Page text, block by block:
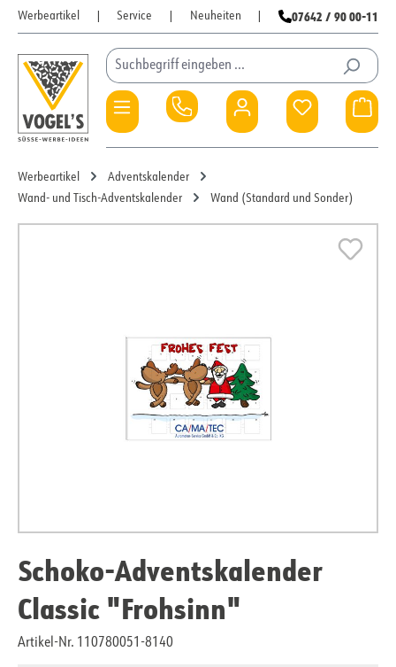
Zum Hauptinhalt springen
Werbeartikel Service Neuheiten 07642 / 90 00-11
Du hast 0
Werbeartikel
Adventskalender
Wand- und Tisch-Adventskalender
Wand (Standard und Sonder)
Schoko-Adventskalender
Classic "Frohsinn"
Artikel-Nr. 110780051-8140